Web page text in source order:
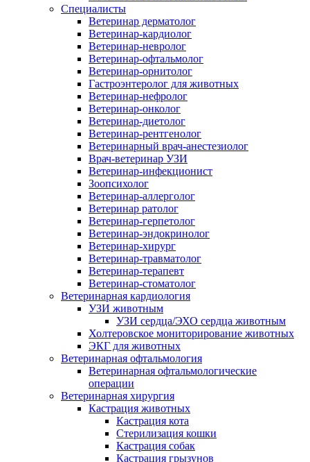
Специалисты
Ветеринар дерматолог
Ветеринар-кардиолог
Ветеринар-невролог
Ветеринар-офтальмолог
Ветеринар-орнитолог
Гастроэнтеролог для животных
Ветеринар-нефролог
Ветеринар-онколог
Ветеринар-диетолог
Ветеринар-рентгенолог
Ветеринарный врач-анестезиолог
Врач-ветеринар УЗИ
Ветеринар-инфекционист
Зоопсихолог
Ветеринар-аллерголог
Ветеринар ратолог
Ветеринар-герпетолог
Ветеринар-эндокринолог
Ветеринар-хирург
Ветеринар-травматолог
Ветеринар-терапевт
Ветеринар-стоматолог
Ветеринарная кардиология
УЗИ животным
УЗИ сердца/ЭХО сердца животным
Холтеровское мониторирование животных
ЭКГ для животных
Ветеринарная офтальмология
Ветеринарная офтальмологические
операции
Ветеринарная хирургия
Кастрация животных
Кастрация кота
Стерилизация кошки
Кастрация собак
Кастрация грызунов